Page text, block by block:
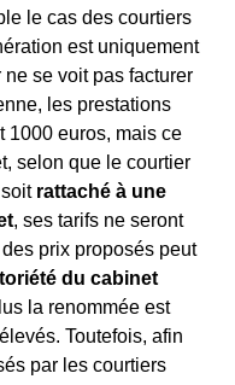
le cas des courtiers
est uniquement
se voit pas facturer
les prestations
1000 euros, mais ce
selon que le courtier
rattaché à une
, ses tarifs ne seront
prix proposés peut
du cabinet
la renommée est
Toutefois, afin
par les courtiers